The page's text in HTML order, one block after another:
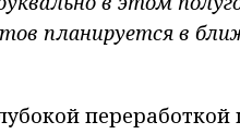
планируется в